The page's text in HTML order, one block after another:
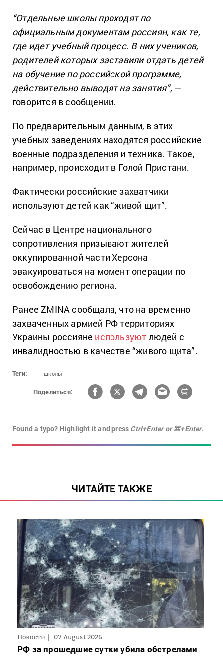
“Отдельные школы проходят по
официальным документам россиян, как те,
где идет учебный процесс. В них учеников,
родителей которых заставили отдать детей
на обучение по российской программе,
действительно выводят на занятия”,—
говорится в сообщении.
По предварительным данным, в этих
учебных заведениях находятся российские
военные подразделения и техника. Такое,
например, происходит в Голой Пристани.
Фактически российские захватчики
используют детей как “живой щит”.
Сейчас в Центре национального
сопротивления призывают жителей
оккупированной части Херсона
эвакуироваться на момент операции по
освобождению региона.
Ранее ZMINA сообщала, что на временно
захваченных армией РФ территориях
Украины россияне используют людей с
инвалидностью в качестве “живого щита”.
Теги: школы
Поделиться:
Found a typo? Highlight it and press Ctrl+Enter or ⌘+Enter.
ЧИТАЙТЕ ТАКЖЕ
Новости 07 August 2026
РФ за прошедшие сутки убила обстрелами